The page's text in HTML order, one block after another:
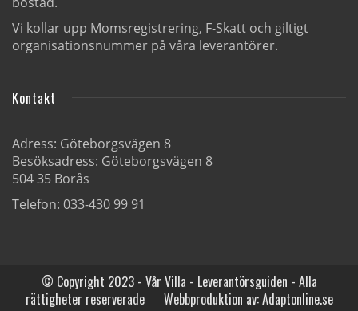
Vi kollar upp Momsregistrering, F-Skatt och giltigt
organisationsnummer på våra leverantörer.
Kontakt
Adress: Göteborgsvägen 8
Besöksadress: Göteborgsvägen 8
504 35 Borås
Telefon: 033-430 99 91
© Copyright 2023 - Vår Villa - Leverantörsguiden - Alla
rättigheter reserverade
Webbproduktion av:Adaptonline.se